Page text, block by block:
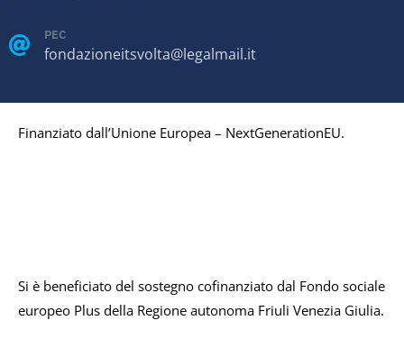
PEC
fondazioneitsvolta@legalmail.it
Finanziato dall’Unione Europea – NextGenerationEU.
Si è beneficiato del sostegno cofinanziato dal Fondo sociale
europeo Plus della Regione autonoma Friuli Venezia Giulia.